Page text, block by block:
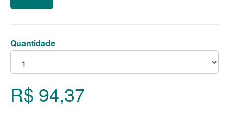
Quantidade
R$ 94,37